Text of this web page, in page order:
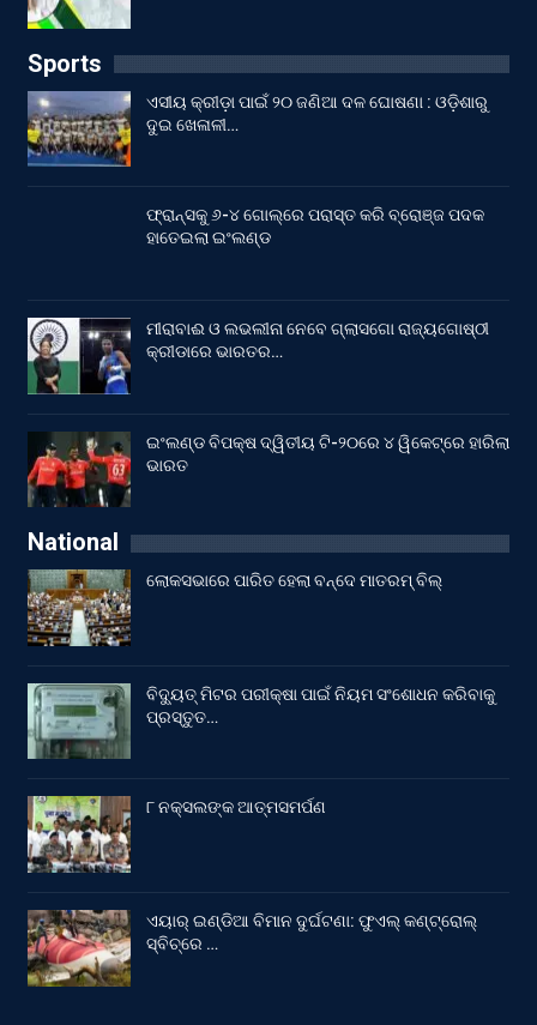
Sports
ଏସୀୟ କ୍ରୀଡ଼ା ପାଇଁ ୨୦ ଜଣିଆ ଦଳ ଘୋଷଣା : ଓଡ଼ିଶାରୁ
ଦୁଇ ଖେଳାଳୀ…
ଫ୍ରାନ୍ସକୁ ୬-୪ ଗୋଲ୍‌ରେ ପରାସ୍ତ କରି ବ୍ରୋଞ୍ଜ ପଦକ
ହାତେଇଲା ଇଂଲଣ୍ଡ
ମୀରାବାଈ ଓ ଲଭଲୀନା ନେବେ ଗ୍ଲାସଗୋ ରାଜ୍ୟଗୋଷ୍ଠୀ
କ୍ରୀଡାରେ ଭାରତର…
ଇଂଲଣ୍ଡ ବିପକ୍ଷ ଦ୍ୱିତୀୟ ଟି-୨୦ରେ ୪ ୱିକେଟ୍‌ରେ ହାରିଲା
ଭାରତ
National
ଲୋକସଭାରେ ପାରିତ ହେଲା ବନ୍ଦେ ମାତରମ୍‌ ବିଲ୍‌
ବିଦ୍ୟୁତ୍ ମିଟର ପରୀକ୍ଷା ପାଇଁ ନିୟମ ସଂଶୋଧନ କରିବାକୁ
ପ୍ରସ୍ତୁତ…
୮ ନକ୍ସଲଙ୍କ ଆତ୍ମସମର୍ପଣ
ଏୟାର୍ ଇଣ୍ଡିଆ ବିମାନ ଦୁର୍ଘଟଣା: ଫୁଏଲ୍‌ କଣ୍ଟ୍ରୋଲ୍‌
ସ୍ବିଚ୍‌ରେ …